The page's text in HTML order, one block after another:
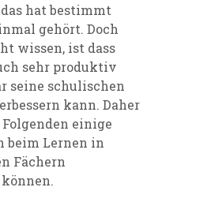
hat bestimmt
gehört. Doch
wissen, ist dass
sehr produktiv
seine schulischen
kann. Daher
einige
beim Lernen in
Fächern